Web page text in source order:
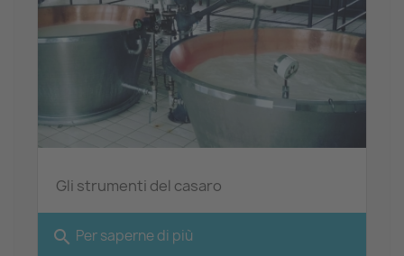
Gli strumenti del casaro
search Per saperne di più